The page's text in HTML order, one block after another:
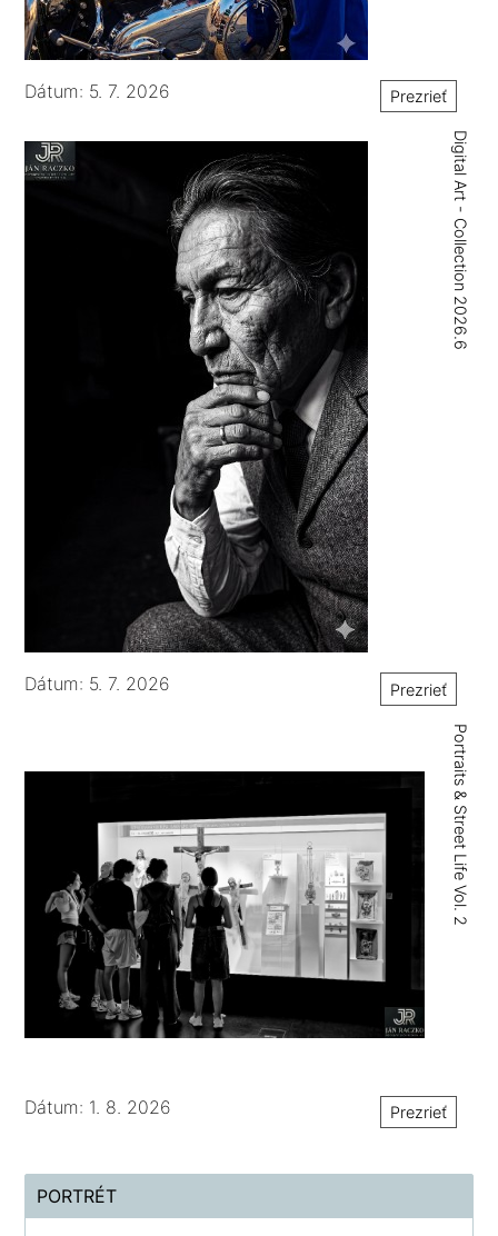
Dátum: 5. 7. 2026 Prezrieť
Digital Art - Collection 2026.6
Dátum: 5. 7. 2026 Prezrieť
Portraits & Street Life Vol. 2
Dátum: 1. 8. 2026 Prezrieť
PORTRÉT